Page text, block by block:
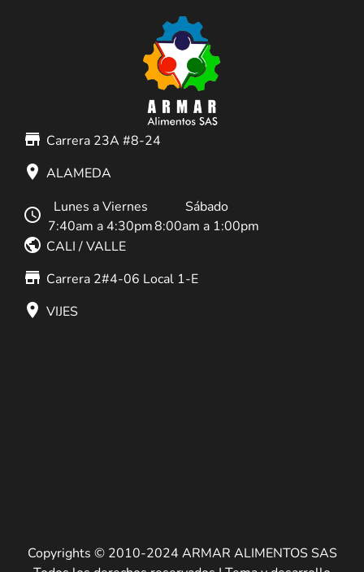
store_mall_directory Carrera 23A #8-24
place ALAMEDA
schedule
Lunes a Viernes
7:40am a 4:30pm
Sábado
8:00am a 1:00pm
public CALI / VALLE
store_mall_directory Carrera 2#4-06 Local 1-E
place VIJES
Copyrights © 2010-2024 ARMAR ALIMENTOS SAS